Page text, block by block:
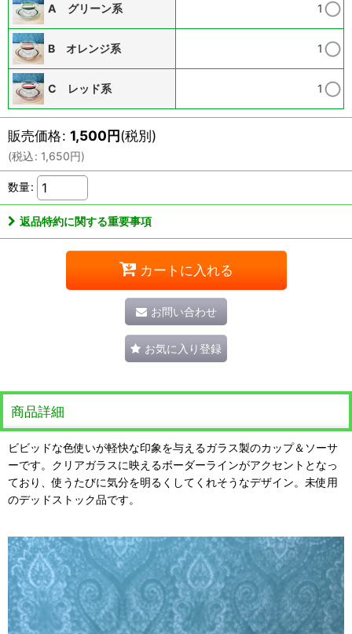
A グリーン系 1
B オレンジ系 1
C レッド系 1
販売価格: 1,500円(税別)
(税込: 1,650円)
数量:
返品特約に関する重要事項
カートに入れる
お問い合わせ
お気に入り登録
商品詳細
ビビッドな色使いが軽快な印象を与えるガラス製のカップ＆ソーサ
ーです。クリアガラスに映えるボーダーラインがアクセントとなっ
ており、使うたびに気分を明るくしてくれそうなデザイン。未使用
のデッドストック品です。